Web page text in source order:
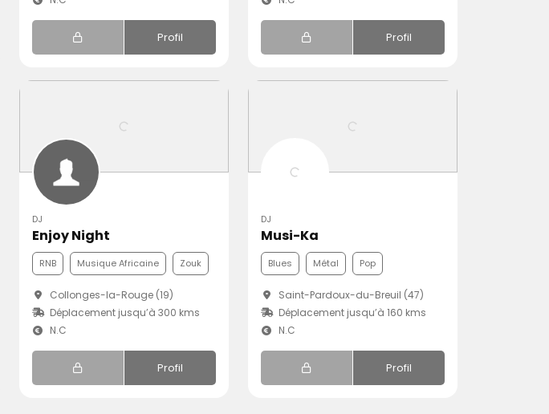
Profil Profil
DJ
Enjoy Night
RNB Musique Africaine Zouk
Collonges-la-Rouge (19)
Déplacement jusqu’à 300 kms
N.C
Profil
DJ
Musi-Ka
Blues Métal Pop
Saint-Pardoux-du-Breuil (47)
Déplacement jusqu’à 160 kms
N.C
Profil